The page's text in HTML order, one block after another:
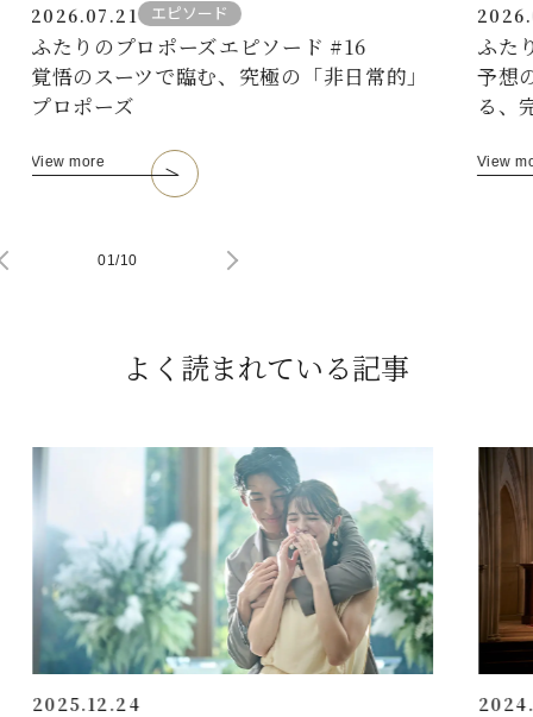
2026.07.21 エピソード
ふたりのプロポーズエピソード #16
覚悟のスーツで臨む、究極の「非日常的」
プロポーズ
View more
ふた
予想
る、
View
01/10
よく読まれている記事
2025.12.24